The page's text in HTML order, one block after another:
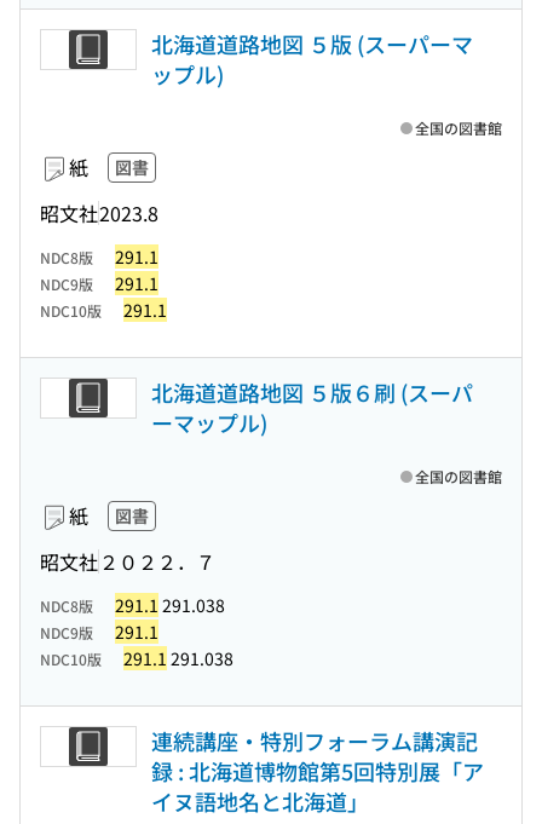
北海道道路地図 ５版 (スーパーマ
ップル)
紙 図書
昭文社2023.8
全国の図書館
NDC8版 291.1
NDC9版 291.1
NDC10版 291.1
北海道道路地図 ５版６刷 (スーパ
ーマップル)
紙 図書
昭文社 ２０２２．７
全国の図書館
NDC8版 291.1 291.038
NDC9版 291.1
NDC10版 291.1 291.038
連続講座・特別フォーラム講演記
録 : 北海道博物館第5回特別展「ア
イヌ語地名と北海道」